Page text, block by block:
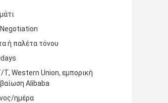
ή παλέτα τόνου
T, Western Union, εμπορική
Alibaba
ημέρα